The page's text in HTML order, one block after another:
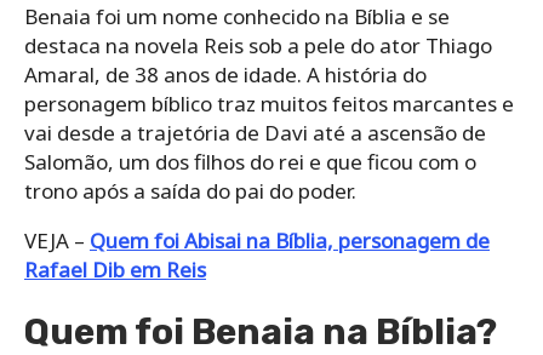
Benaia foi um nome conhecido na Bíblia e se
destaca na novela Reis sob a pele do ator Thiago
Amaral, de 38 anos de idade. A história do
personagem bíblico traz muitos feitos marcantes e
vai desde a trajetória de Davi até a ascensão de
Salomão, um dos filhos do rei e que ficou com o
trono após a saída do pai do poder.
VEJA – Quem foi Abisai na Bíblia, personagem de
Rafael Dib em Reis
Quem foi Benaia na Bíblia?